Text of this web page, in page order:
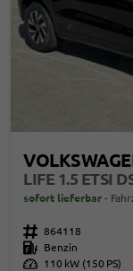
sofort lieferbar
Fahrzeugnr. 864118
Kraftstoff
Benzin
Leistung
110 kW (150 PS)